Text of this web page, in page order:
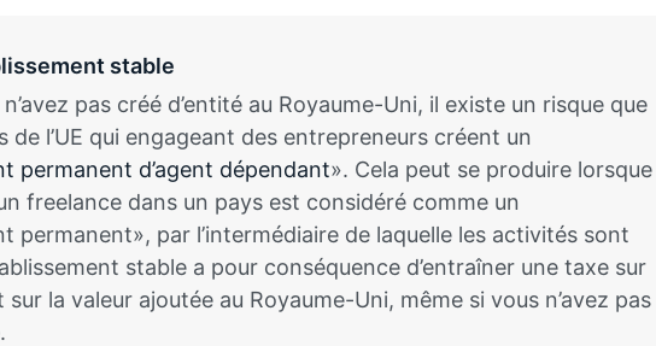
stable
pas créé d’entité au Royaume-Uni, il existe un risque que
de l’UE qui engageant des entrepreneurs créent un
permanent d’agent dépendant». Cela peut se produire lorsque
freelance dans un pays est considéré comme un
permanent», par l’intermédiaire de laquelle les activités sont
stable a pour conséquence d’entraîner une taxe sur
sur la valeur ajoutée au Royaume-Uni, même si vous n’avez pas